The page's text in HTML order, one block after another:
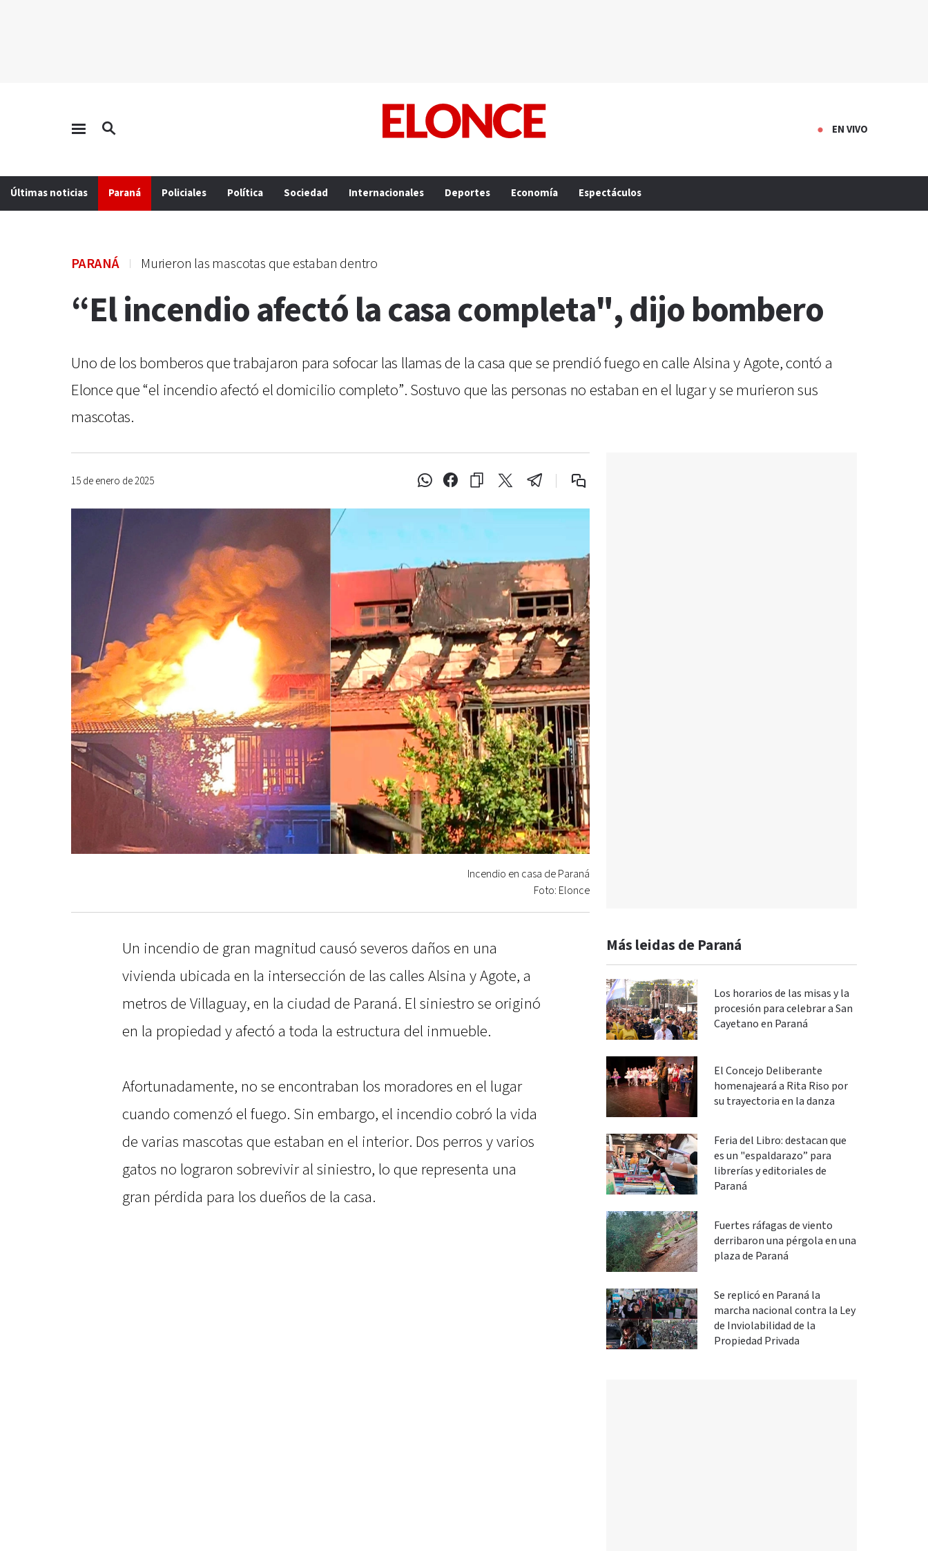
EN VIVO
Últimas noticias Paraná Policiales Política Sociedad Internacionales Deportes Economía Espectáculos
PARANÁ Murieron las mascotas que estaban dentro
“El incendio afectó la casa completa", dijo bombero
Uno de los bomberos que trabajaron para sofocar las llamas de la casa que se prendió fuego en calle Alsina y Agote, contó a
Elonce que “el incendio afectó el domicilio completo”. Sostuvo que las personas no estaban en el lugar y se murieron sus
mascotas.
15 de enero de 2025
Incendio en casa de Paraná
Foto: Elonce
Un incendio de gran magnitud causó severos daños en una
vivienda ubicada en la intersección de las calles Alsina y Agote, a
metros de Villaguay, en la ciudad de Paraná. El siniestro se originó
en la propiedad y afectó a toda la estructura del inmueble.
Afortunadamente, no se encontraban los moradores en el lugar
cuando comenzó el fuego. Sin embargo, el incendio cobró la vida
de varias mascotas que estaban en el interior. Dos perros y varios
gatos no lograron sobrevivir al siniestro, lo que representa una
gran pérdida para los dueños de la casa.
Más leidas de Paraná
Los horarios de las misas y la
procesión para celebrar a San
Cayetano en Paraná
El Concejo Deliberante
homenajeará a Rita Riso por
su trayectoria en la danza
Feria del Libro: destacan que
es un "espaldarazo” para
librerías y editoriales de
Paraná
Fuertes ráfagas de viento
derribaron una pérgola en una
plaza de Paraná
Se replicó en Paraná la
marcha nacional contra la Ley
de Inviolabilidad de la
Propiedad Privada